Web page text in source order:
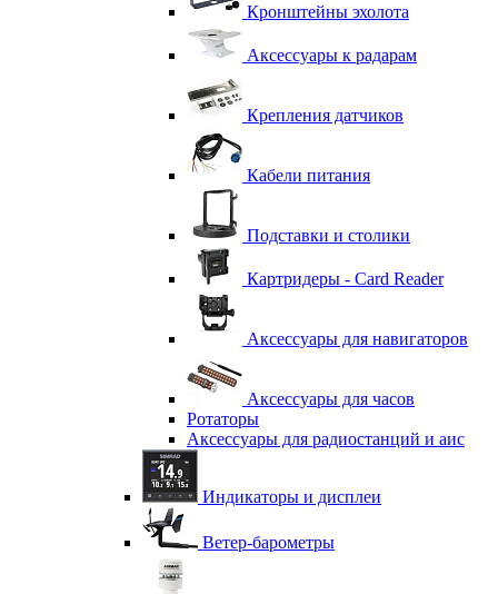
Кронштейны эхолота
Аксессуары к радарам
Крепления датчиков
Кабели питания
Подставки и столики
Картридеры - Card Reader
Аксессуары для навигаторов
Аксессуары для часов
Ротаторы
Аксессуары для радиостанций и аис
Индикаторы и дисплеи
Ветер-барометры